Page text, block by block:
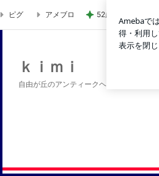
ピグ アメブロ 52歳で挑戦したけ
ｋｉｍｉ
自由が丘のアンティークヘアサロンkimi